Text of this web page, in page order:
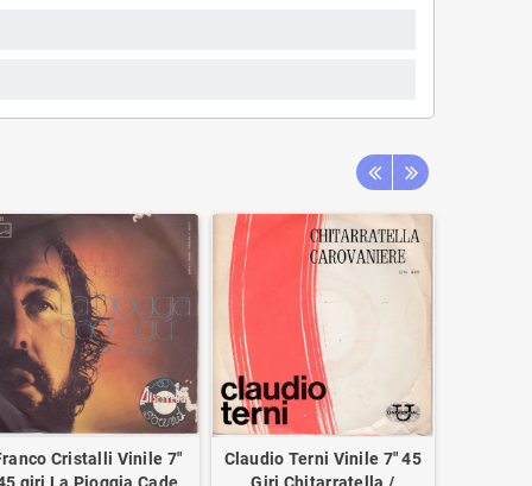
Cristalli Vinile 7"
Claudio Terni Vinile 7" 45